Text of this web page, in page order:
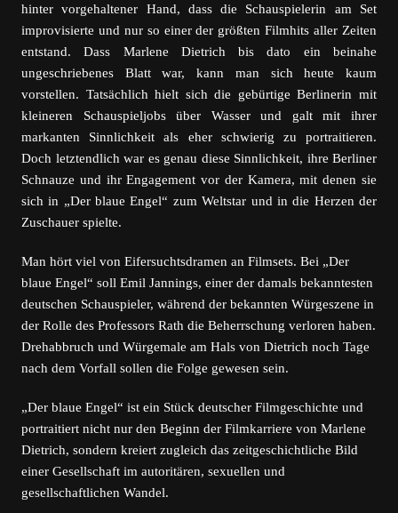
hinter vorgehaltener Hand, dass die Schauspielerin am Set
improvisierte und nur so einer der größten Filmhits aller Zeiten
entstand. Dass Marlene Dietrich bis dato ein beinahe
ungeschriebenes Blatt war, kann man sich heute kaum
vorstellen. Tatsächlich hielt sich die gebürtige Berlinerin mit
kleineren Schauspieljobs über Wasser und galt mit ihrer
markanten Sinnlichkeit als eher schwierig zu portraitieren.
Doch letztendlich war es genau diese Sinnlichkeit, ihre Berliner
Schnauze und ihr Engagement vor der Kamera, mit denen sie
sich in „Der blaue Engel“ zum Weltstar und in die Herzen der
Zuschauer spielte.
Man hört viel von Eifersuchtsdramen an Filmsets. Bei „Der
blaue Engel“ soll Emil Jannings, einer der damals bekanntesten
deutschen Schauspieler, während der bekannten Würgeszene in
der Rolle des Professors Rath die Beherrschung verloren haben.
Drehabbruch und Würgemale am Hals von Dietrich noch Tage
nach dem Vorfall sollen die Folge gewesen sein.
„Der blaue Engel“ ist ein Stück deutscher Filmgeschichte und
portraitiert nicht nur den Beginn der Filmkarriere von Marlene
Dietrich, sondern kreiert zugleich das zeitgeschichtliche Bild
einer Gesellschaft im autoritären, sexuellen und
gesellschaftlichen Wandel.